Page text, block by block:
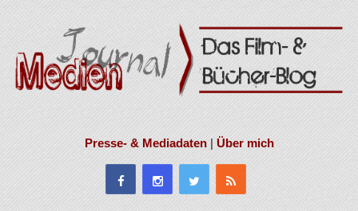
Presse- & Mediadaten|Über mich